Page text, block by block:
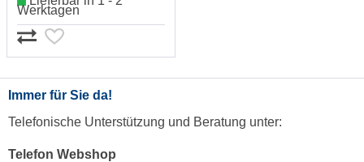
Werktagen
Immer für Sie da!
Telefonische Unterstützung und Beratung unter:
Telefon Webshop